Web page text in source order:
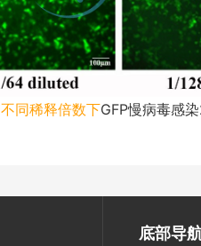
不同稀释倍数下GFP慢病毒感染
底部导